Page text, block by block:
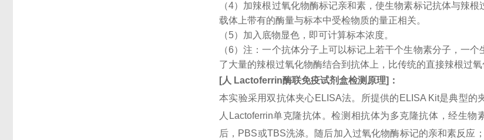
（4）加辣根过氧化物酶标记亲和素，使生物素标记抗体与辣
载体上带有的酶量与标本中受检物质的量正相关。
（5）加入底物显色，即可计算标本浓度。
（6）注：一个抗体分子上可以标记上若干个生物素分子，一
了大量的辣根过氧化物酶结合到抗体上，比传统的直接辣根过
[人 Lactoferrin酶联免疫试剂盒检测原理] ：
本实验采用双抗体夹心ELISA法。所提供的ELISA Kit是典型
人Lactoferrin单克隆抗体。检测相抗体为多克隆抗体，经生
后，PBS或TBS洗涤。随后加入过氧化物酶标记的亲和素反应